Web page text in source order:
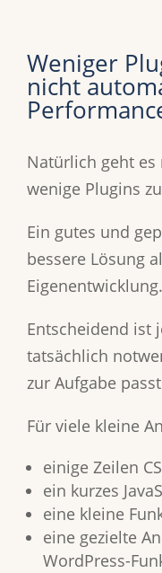
Weniger
nicht
Natürlich geht
wenige Plugins
Ein gutes und
bessere Lösung
Eigenentwicklung.
Entscheidend ist
tatsächlich
zur Aufgabe
Für viele kleine
einige Zeilen
ein kurzes
eine kleine
eine gezielte
WordPress-